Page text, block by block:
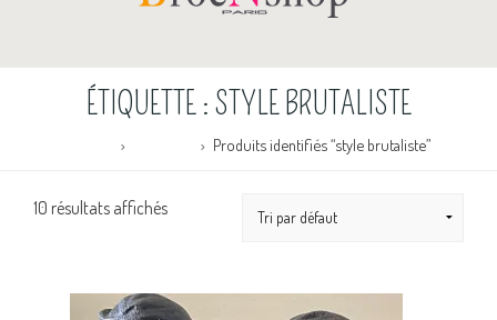
ÉTIQUETTE : STYLE BRUTALISTE
Produits identifiés “style brutaliste”
10 résultats affichés